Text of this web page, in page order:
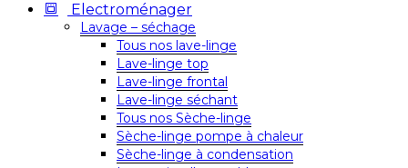
Electroménager
Lavage – séchage
Tous nos lave-linge
Lave-linge top
Lave-linge frontal
Lave-linge séchant
Tous nos Sèche-linge
Sèche-linge pompe à chaleur
Sèche-linge à condensation